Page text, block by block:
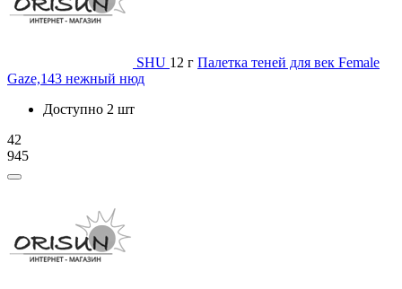
SHU 12 г Палетка теней для век Female
Gaze,143 нежный нюд
Доступно 2 шт
42
945